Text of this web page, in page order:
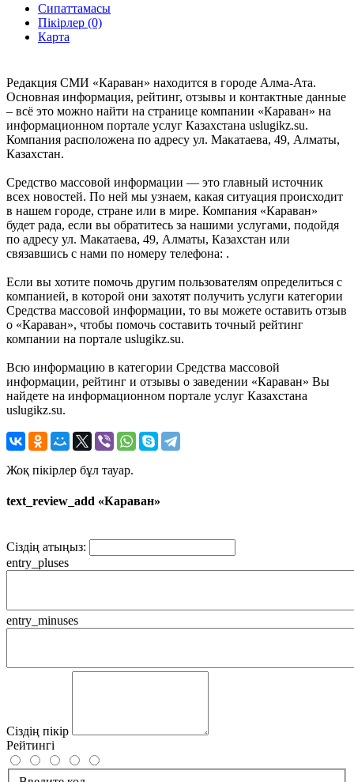
Сипаттамасы
Пікірлер (0)
Карта
Редакция СМИ «Караван» находится в городе Алма-Ата.
Основная информация, рейтинг, отзывы и контактные данные
– всё это можно найти на странице компании «Караван» на
информационном портале услуг Казахстана uslugikz.su.
Компания расположена по адресу ул. Макатаева, 49, Алматы,
Казахстан.
Средство массовой информации — это главный источник
всех новостей. По ней мы узнаем, какая ситуация происходит
в нашем городе, стране или в мире. Компания «Караван»
будет рада, если вы обратитесь за нашими услугами, подойдя
по адресу ул. Макатаева, 49, Алматы, Казахстан или
связавшись с нами по номеру телефона: .
Если вы хотите помочь другим пользователям определиться с
компанией, в которой они захотят получить услуги категории
Средства массовой информации, то вы можете оставить отзыв
о «Караван», чтобы помочь составить точный рейтинг
компании на портале uslugikz.su.
Всю информацию в категории Средства массовой
информации, рейтинг и отзывы о заведении «Караван» Вы
найдете на информационном портале услуг Казахстана
uslugikz.su.
Жоқ пікірлер бұл тауар.
text_review_add «Караван»
Сіздің атыңыз:
entry_pluses
entry_minuses
Сіздің пікір
Рейтингі